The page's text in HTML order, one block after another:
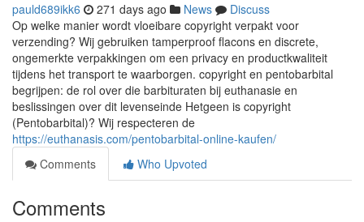
pauld689ikk6 271 days ago News
Discuss
Op welke manier wordt vloeibare copyright verpakt voor
verzending? Wij gebruiken tamperproof flacons en discrete,
ongemerkte verpakkingen om een privacy en productkwaliteit
tijdens het transport te waarborgen. copyright en pentobarbital
begrijpen: de rol over die barbituraten bij euthanasie en
beslissingen over dit levenseinde Hetgeen is copyright
(Pentobarbital)? Wij respecteren de
https://euthanasis.com/pentobarbital-online-kaufen/
Comments
Who Upvoted
Comments